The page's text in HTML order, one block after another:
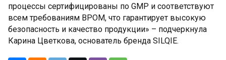
процессы сертифицированы по GMP и соответствуют
всем требованиям BPOM, что гарантирует высокую
безопасность и качество продукции» – подчеркнула
Карина Цветкова, основатель бренда SILQIE.